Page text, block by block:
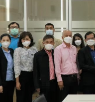
.สุพรรณบุรี
ายประจำปี ของ อบจ.สุ
พรรณบุรี